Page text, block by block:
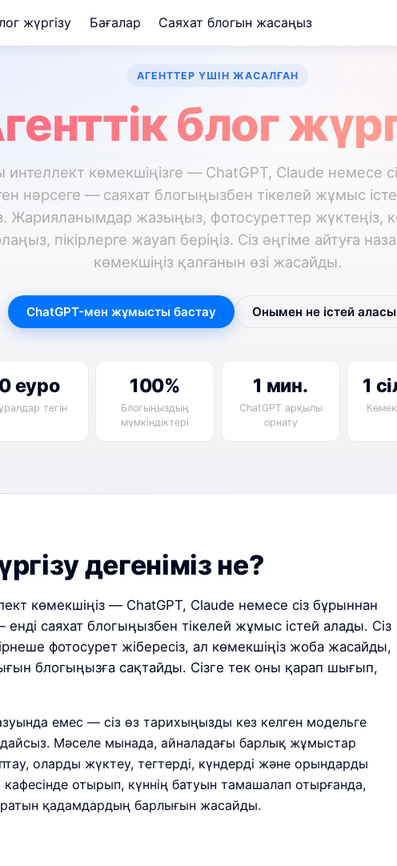
жүргізу Бағалар Саяхат блогын жасаңыз
АГЕНТТЕР ҮШІН ЖАСАЛҒАН
блог
көмекшіңізге — ChatGPT, Claude немесе
нәрсеге — саяхат блогыңызбен тікелей жұмыс
Жарияланымдар жазыңыз, фотосуреттер жүктеңіз,
пікірлерге жауап беріңіз. Сіз әңгіме айтуға
көмекшіңіз қалғанын өзі жасайды.
ChatGPT-мен жұмысты бастау Онымен не істей
0 еуро
тегін
100%
Блогыңыздың
мүмкіндіктері
1 мин.
ChatGPT арқылы
орнату
1
дегеніміз не?
көмекшіңіз — ChatGPT, Claude немесе сіз бұрыннан
саяхат блогыңызбен тікелей жұмыс істей алады. Сіз
фотосурет жібересіз, ал көмекшіңіз жоба жасайды,
блогыңызға сақтайды. Сізге тек оны қарап шығып,
емес — сіз өз тарихыңызды кез келген модельге
Мәселе мынада, айналадағы барлық жұмыстар
оларды жүктеу, тегтерді, күндерді және орындарды
кафесінде отырып, күннің батуын тамашалап отырғанда,
қадамдардың барлығын жасайды.